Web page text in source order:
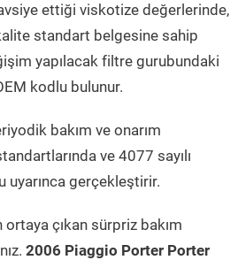
ettiği viskotize değerlerinde,
standart belgesine sahip
yapılacak filtre gurubundaki
kodlu bulunur.
bakım ve onarım
ve 4077 sayılı
uyarınca gerçekleştirir.
çıkan sürpriz bakım
2006 Piaggio Porter Porter